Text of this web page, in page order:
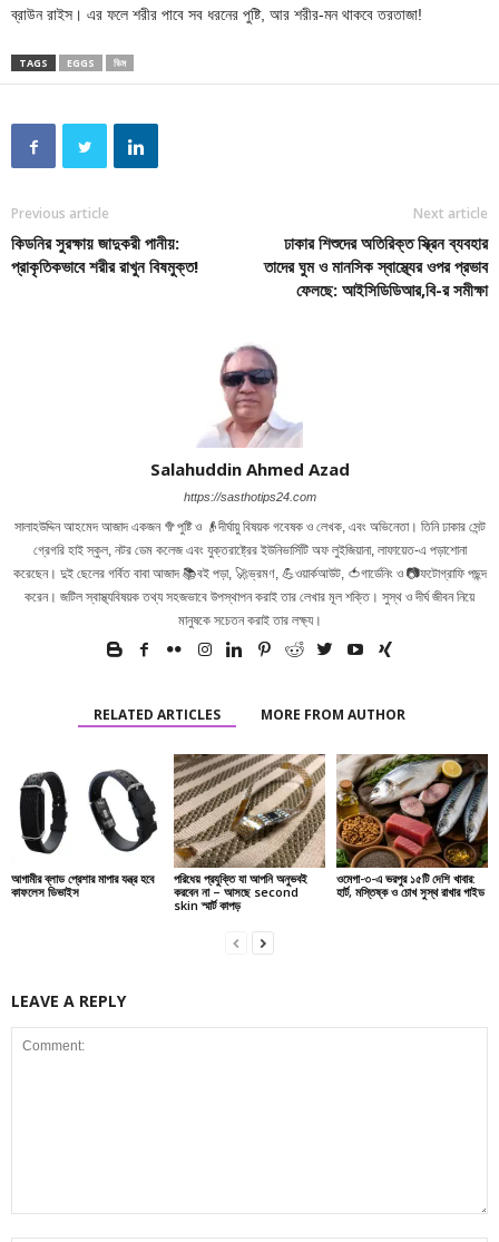
ব্রাউন রাইস। এর ফলে শরীর পাবে সব ধরনের পুষ্টি, আর শরীর-মন থাকবে তরতাজা!
TAGS EGGS ডিম
Previous article
কিডনির সুরক্ষায় জাদুকরী পানীয়:
প্রাকৃতিকভাবে শরীর রাখুন বিষমুক্ত!
Next article
ঢাকার শিশুদের অতিরিক্ত স্ক্রিন ব্যবহার
তাদের ঘুম ও মানসিক স্বাস্থ্যের ওপর প্রভাব
ফেলছে: আইসিডিডিআর,বি-র সমীক্ষা
Salahuddin Ahmed Azad
https://sasthotips24.com
সালাহউদ্দিন আহমেদ আজাদ একজন 🥦পুষ্টি ও 👴দীর্ঘায়ু বিষয়ক গবেষক ও লেখক, এবং অভিনেতা। তিনি ঢাকার সেন্ট
গ্রেগরি হাই স্কুল, নটর ডেম কলেজ এবং যুক্তরাষ্ট্রের ইউনিভার্সিটি অফ লুইজিয়ানা, লাফায়েত-এ পড়াশোনা
করেছেন। দুই ছেলের গর্বিত বাবা আজাদ 📚বই পড়া, 🚀ভ্রমণ, 💪ওয়ার্কআউট, 🍅গার্ডেনিং ও 📷ফটোগ্রাফি পছন্দ
করেন। জটিল স্বাস্থ্যবিষয়ক তথ্য সহজভাবে উপস্থাপন করাই তার লেখার মূল শক্তি। সুস্থ ও দীর্ঘ জীবন নিয়ে
মানুষকে সচেতন করাই তার লক্ষ্য।
RELATED ARTICLES MORE FROM AUTHOR
আগামীর ব্লাড প্রেশার মাপার যন্ত্র হবে
কাফলেস ডিভাইস
পরিধেয় প্রযুক্তি যা আপনি অনুভবই
করবেন না – আসছে second
skin স্মার্ট কাপড়
ওমেগা-৩-এ ভরপুর ১৫টি দেশি খাবার:
হার্ট, মস্তিষ্ক ও চোখ সুস্থ রাখার গাইড
LEAVE A REPLY